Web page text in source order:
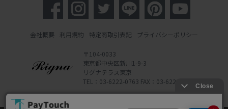
会社概要 利用規約 特定商取引表記 プライバシーポリシー
〒104-0033
東京都中央区新川1-9-3
リグナテラス東京
TEL：03-6222-0763 FAX：03-6222-0762
Powered by Watahan Partners Co., Ltd.